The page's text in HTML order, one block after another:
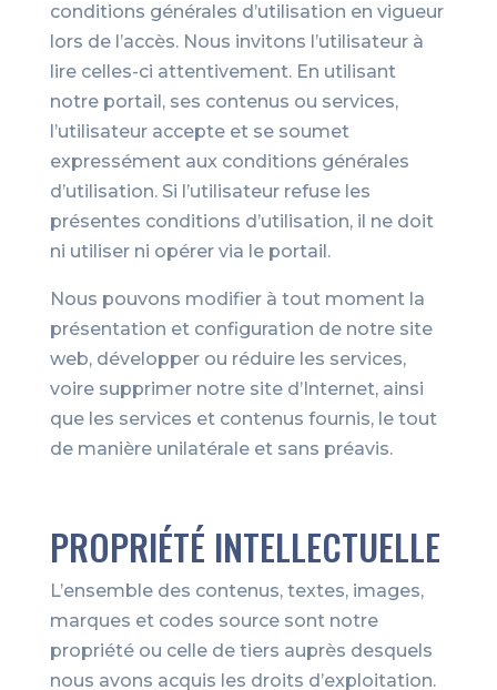
conditions générales d’utilisation en vigueur
lors de l’accès. Nous invitons l’utilisateur à
lire celles-ci attentivement. En utilisant
notre portail, ses contenus ou services,
l’utilisateur accepte et se soumet
expressément aux conditions générales
d’utilisation. Si l’utilisateur refuse les
présentes conditions d’utilisation, il ne doit
ni utiliser ni opérer via le portail.
Nous pouvons modifier à tout moment la
présentation et configuration de notre site
web, développer ou réduire les services,
voire supprimer notre site d’Internet, ainsi
que les services et contenus fournis, le tout
de manière unilatérale et sans préavis.
PROPRIÉTÉ INTELLECTUELLE
L’ensemble des contenus, textes, images,
marques et codes source sont notre
propriété ou celle de tiers auprès desquels
nous avons acquis les droits d’exploitation.